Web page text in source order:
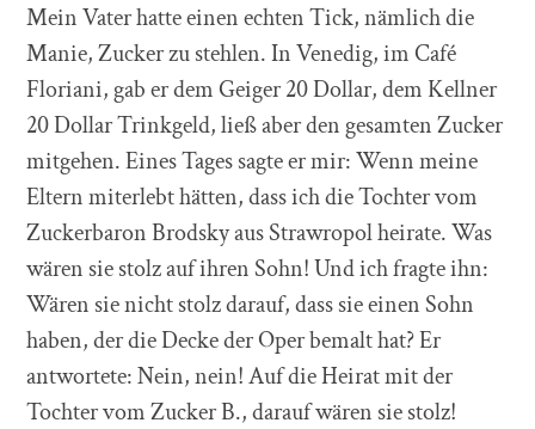
Mein Vater hatte einen echten Tick, nämlich die
Manie, Zucker zu stehlen. In Venedig, im Café
Floriani, gab er dem Geiger 20 Dollar, dem Kellner
20 Dollar Trinkgeld, ließ aber den gesamten Zucker
mitgehen. Eines Tages sagte er mir: Wenn meine
Eltern miterlebt hätten, dass ich die Tochter vom
Zuckerbaron Brodsky aus Strawropol heirate. Was
wären sie stolz auf ihren Sohn! Und ich fragte ihn:
Wären sie nicht stolz darauf, dass sie einen Sohn
haben, der die Decke der Oper bemalt hat? Er
antwortete: Nein, nein! Auf die Heirat mit der
Tochter vom Zucker B., darauf wären sie stolz!